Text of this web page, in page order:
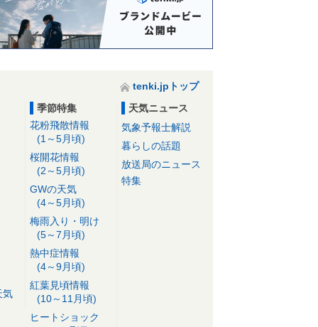
tenki.jpトップ
気
季節特集
花粉飛散情報
(1～5月頃)
桜開花情報
(2～5月頃)
GWの天気
(4～5月頃)
梅雨入り・明け
(5～7月頃)
熱中症情報
(4～9月頃)
紅葉見頃情報
(10～11月頃)
ヒートショック
天気ニュース
気象予報士解説
暮らしの話題
放送局のニュース
特集